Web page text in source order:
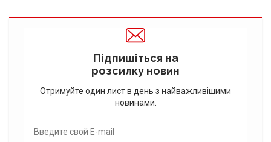
Підпишіться на
розсилку новин
Отримуйте один лист в день з найважливішими
новинами.